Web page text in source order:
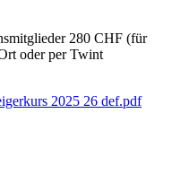
280 CHF (für
oder per Twint
2025 26 def.pdf